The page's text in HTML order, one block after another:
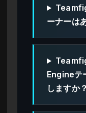
ーナーは
Engineテ
しますか？